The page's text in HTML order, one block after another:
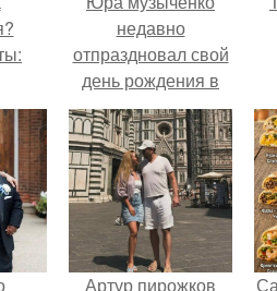
недавно
отпраздновал свой
день рождения в
кругу самых
близких и родных
людей.
Артур пирожков